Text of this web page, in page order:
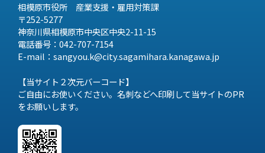
相模原市役所 産業支援・雇用対策課
〒252-5277
神奈川県相模原市中央区中央2-11-15
電話番号：042-707-7154
E-mail：sangyou.k@city.sagamihara.kanagawa.jp
【当サイト２次元バーコード】
ご自由にお使いください。名刺などへ印刷して当サイトのPR
をお願いします。